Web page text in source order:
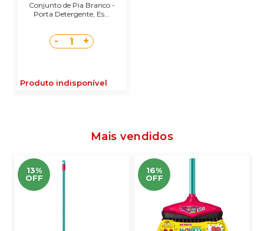
Conjunto de Pia Branco -
Porta Detergente, Es...
- 1 +
Produto indisponível
Mais vendidos
13%
OFF
16%
OFF